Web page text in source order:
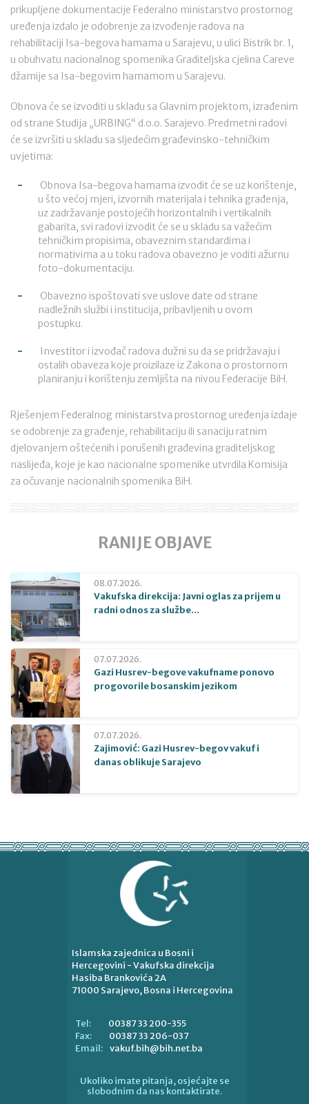
prikupljene dokumentacije Federalno ministarstvo prostornog
uređenja izdalo je odobrenje za izvođenje radova na
rehabilitaciji Isa-begova hamama u Sarajevu, u ulici Bistrik br. 1,
u obuhvatu nacionalnog spomenika Graditeljska cjelina Careve
džamije sa Isa-begovim hamamom u Sarajevu.
Obnova će se izvoditi u skladu sa Glavnim projektom, izrađenim
od strane Studija „URBING“ d.o.o. Sarajevo. Predmetni radovi
će se izvršiti u skladu sa sljedećim građevinsko-tehničkim
uvjetima:
Obnova Isa-begova hamama izvodit će se uz korištenje,
u što većoj mjeri, izvornih materijala i tehnika građenja,
uz zadržavanje postojećih horizontalnih i vertikalnih
gabarita, svi radovi izvodit će se u skladu sa važećim
tehničkim propisima, obaveznim standardima i
normativima a u toku radova obavezno je voditi ažurnu
foto-dokumentaciju.
Obavezno ispoštovati sve uslove date od strane
nadležnih službi i institucija, pribavljenih u ovom
postupku.
Investitor i izvođač radova dužni su da se pridržavaju i
ostalih obaveza koje proizilaze iz Zakona o prostornom
planiranju i korištenju zemljišta na nivou Federacije BiH.
Rješenjem Federalnog ministarstva prostornog uređenja izdaje
se odobrenje za građenje, rehabilitaciju ili sanaciju ratnim
djelovanjem oštećenih i porušenih građevina graditeljskog
naslijeđa, koje je kao nacionalne spomenike utvrdila Komisija
za očuvanje nacionalnih spomenika BiH.
RANIJE OBJAVE
08.07.2026.
Vakufska direkcija: Javni oglas za prijem u
radni odnos za službe...
07.07.2026.
Gazi Husrev-begove vakufname ponovo
progovorile bosanskim jezikom
07.07.2026.
Zajimović: Gazi Husrev-begov vakuf i
danas oblikuje Sarajevo
Islamska zajednica u Bosni i
Hercegovini - Vakufska direkcija
Hasiba Brankovića 2A
71000 Sarajevo, Bosna i Hercegovina
Tel:
00387 33 200-355
Fax:
00387 33 206-037
Email: vakuf.bih@bih.net.ba
Ukoliko imate pitanja, osjećajte se
slobodnim da nas kontaktirate.